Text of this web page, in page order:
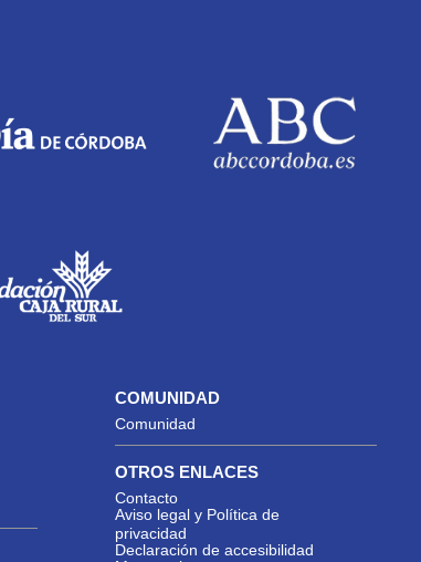
COMUNIDAD
Comunidad
OTROS ENLACES
Contacto
Aviso legal y Política de
privacidad
Declaración de accesibilidad